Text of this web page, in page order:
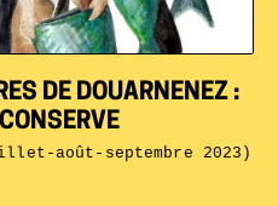
DE DOUARNENEZ :
août-septembre 2023)